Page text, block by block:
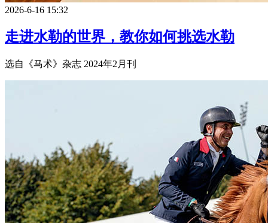
2026-6-16 15:32
走进水勒的世界，教你如何挑选水勒
选自《马术》杂志 2024年2月刊